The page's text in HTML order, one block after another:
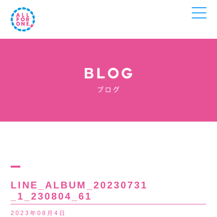
LINE_ALBUM_20230731
_1_230804_61
2023年08月4日